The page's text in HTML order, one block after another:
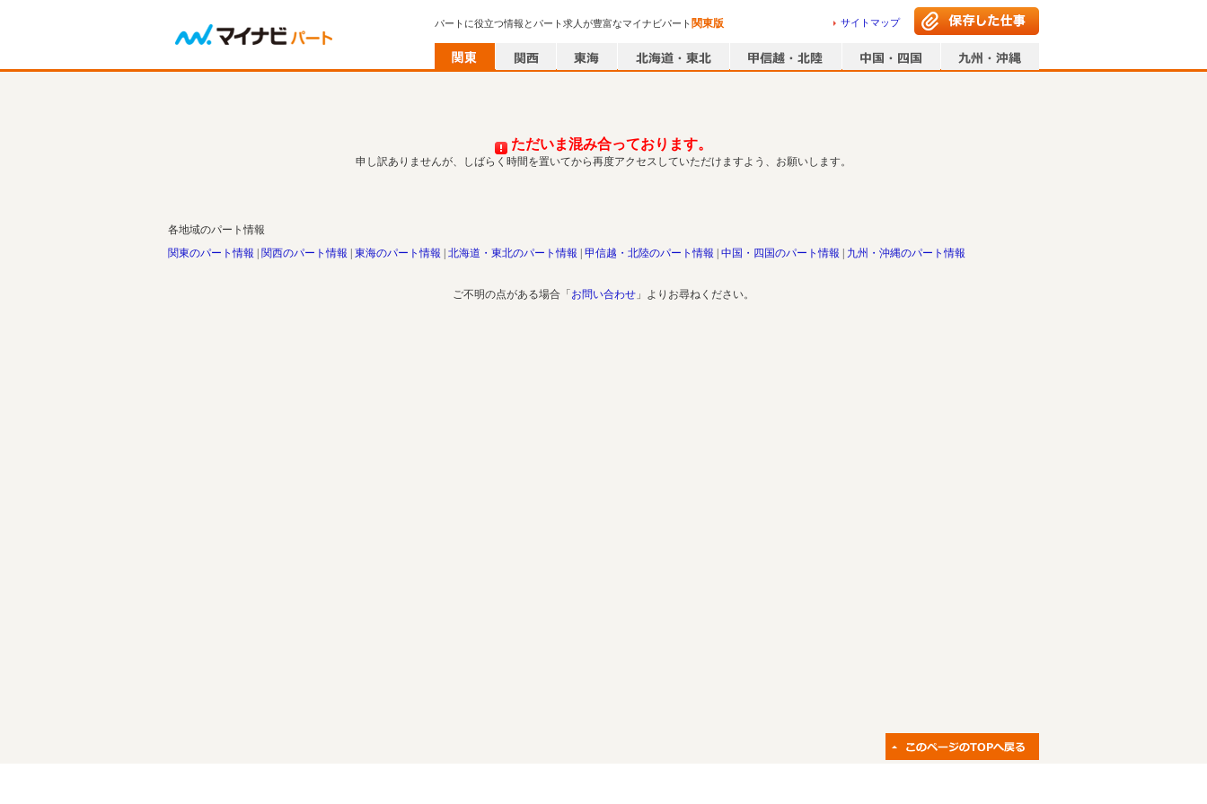
パートに役立つ情報とパート求人が豊富なマイナビパート 関東版 サイトマップ
ただいま混み合っております。
申し訳ありませんが、しばらく時間を置いてから再度アクセスしていただけますよう、お願いします。
各地域のパート情報
関東のパート情報
関西のパート情報 東海のパート情報 北海道・東北のパート情報 甲信越・北陸のパート情報 中国・四国のパート情報 九州・沖縄のパート情報
ご不明の点がある場合「 お問い合わせ 」よりお尋ねください。